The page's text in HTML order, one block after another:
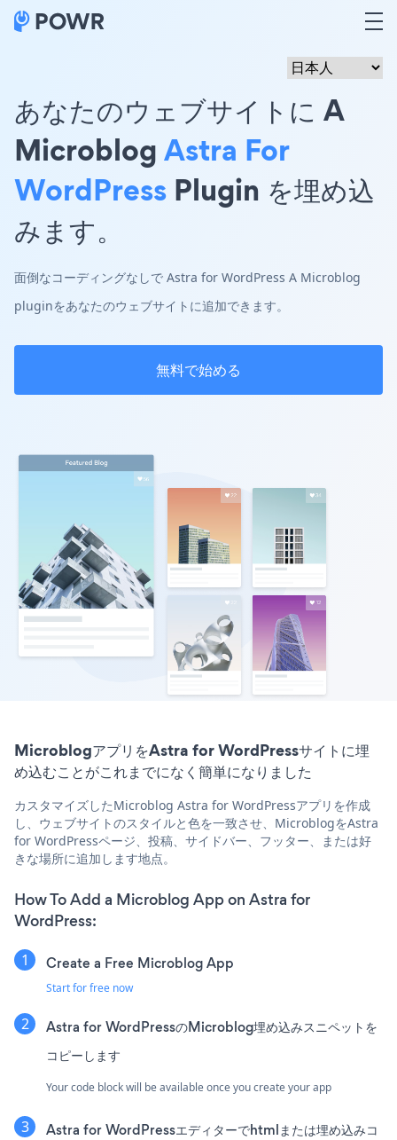
あなたのウェブサイトに A
MicroblogAstra For
WordPress Plugin を埋め込
みます。
面倒なコーディングなしで Astra for WordPress A Microblog
pluginをあなたのウェブサイトに追加できます。
無料で始める
MicroblogアプリをAstra for WordPressサイトに埋
め込むことがこれまでになく簡単になりました
カスタマイズしたMicroblog Astra for WordPressアプリを作成
し、ウェブサイトのスタイルと色を一致させ、MicroblogをAstra
for WordPressページ、投稿、サイドバー、フッター、または好
きな場所に追加します地点。
How To Add a Microblog App on Astra for
WordPress:
Create a Free Microblog App
Start for free now
Astra for WordPressのMicroblog埋め込みスニペットを
コピーします
Your code block will be available once you create your app
Astra for WordPressエディターでhtmlまたは埋め込みコ